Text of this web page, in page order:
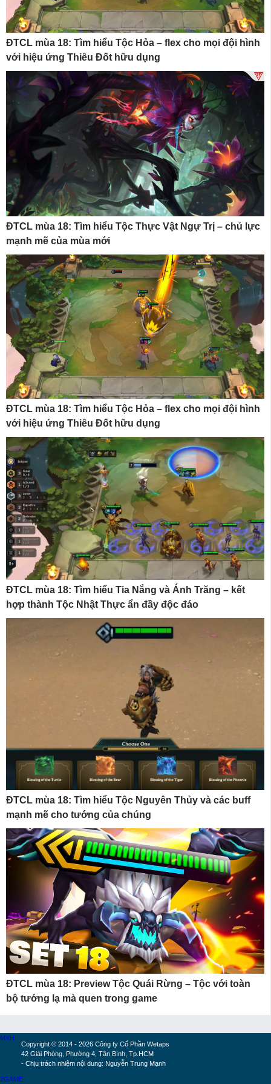
ĐTCL mùa 18: Tìm hiểu Tộc Hỏa – flex cho mọi đội hình
với hiệu ứng Thiêu Đốt hữu dụng
ĐTCL mùa 18: Tìm hiểu Tộc Thực Vật Ngự Trị – chủ lực
mạnh mẽ của mùa mới
ĐTCL mùa 18: Tìm hiểu Tộc Hỏa – flex cho mọi đội hình
với hiệu ứng Thiêu Đốt hữu dụng
ĐTCL mùa 18: Tìm hiểu Tia Nắng và Ánh Trăng – kết
hợp thành Tộc Nhật Thực ẩn đầy độc đáo
ĐTCL mùa 18: Tìm hiểu Tộc Nguyên Thủy và các buff
mạnh mẽ cho tướng của chúng
ĐTCL mùa 18: Preview Tộc Quái Rừng – Tộc với toàn
bộ tướng lạ mà quen trong game
Copyright © 2014 - 2026 Công ty Cổ Phần Wetaps
42 Giải Phóng, Phường 4, Tân Bình, Tp.HCM
- Chịu trách nhiệm nội dung: Nguyễn Trung Mạnh
MXH
2GAME